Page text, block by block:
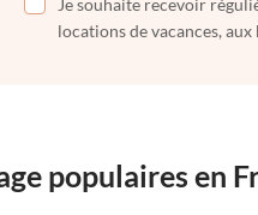
Je souhaite recevoir
locations de vacances,
populaires en